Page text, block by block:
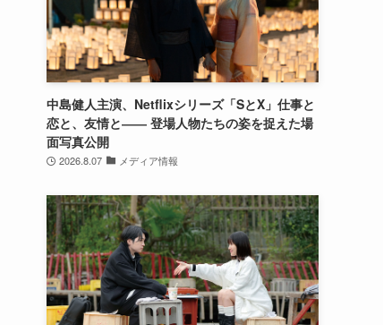
中島健人主演、Netflixシリーズ「SとX」仕事と
恋と、友情と―― 登場人物たちの姿を捉えた場
面写真公開
2026.8.07 メディア情報